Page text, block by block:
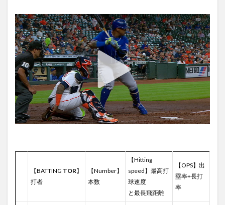
【BATTING TOR】
打者
【Number】
本数
【Hitting
speed】最高打
球速度
と最長飛距離
【OPS】出
塁率+長打
率